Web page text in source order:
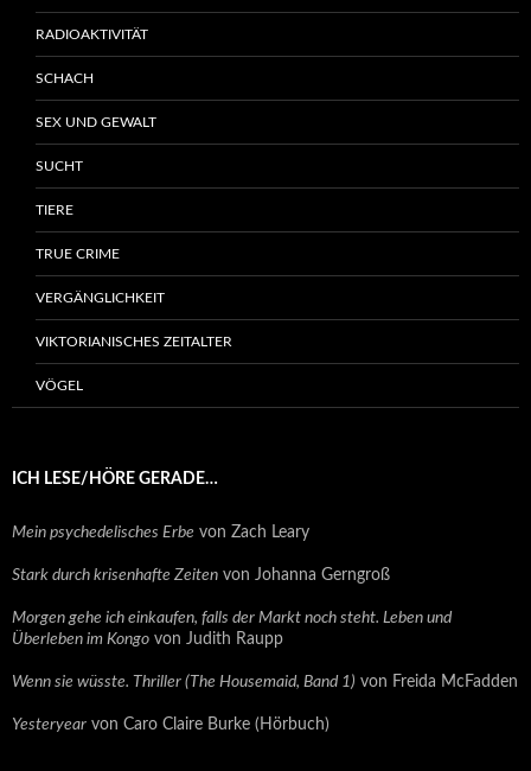
RADIOAKTIVITÄT
SCHACH
SEX UND GEWALT
SUCHT
TIERE
TRUE CRIME
VERGÄNGLICHKEIT
VIKTORIANISCHES ZEITALTER
VÖGEL
ICH LESE/HÖRE GERADE…
Mein psychedelisches Erbe von Zach Leary
Stark durch krisenhafte Zeiten von Johanna Gerngroß
Morgen gehe ich einkaufen, falls der Markt noch steht. Leben und
Überleben im Kongo von Judith Raupp
Wenn sie wüsste. Thriller (The Housemaid, Band 1) von Freida McFadden
Yesteryear von Caro Claire Burke (Hörbuch)